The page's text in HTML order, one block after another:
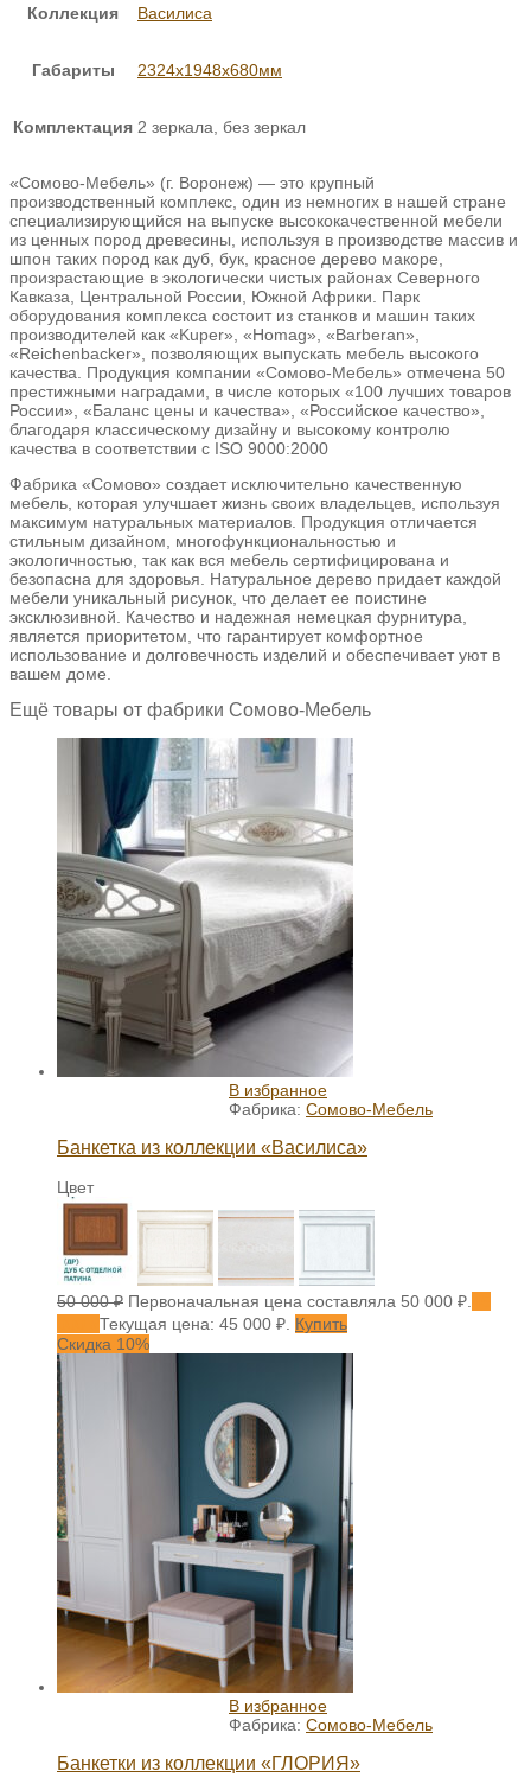
Коллекция Василиса
Габариты 2324х1948х680мм
Комплектация 2 зеркала, без зеркал
«Сомово-Мебель» (г. Воронеж) — это крупный
производственный комплекс, один из немногих в нашей стране
специализирующийся на выпуске высококачественной мебели
из ценных пород древесины, используя в производстве массив и
шпон таких пород как дуб, бук, красное дерево макоре,
произрастающие в экологически чистых районах Северного
Кавказа, Центральной России, Южной Африки. Парк
оборудования комплекса состоит из станков и машин таких
производителей как «Kuper», «Homag», «Barberan»,
«Reichenbacker», позволяющих выпускать мебель высокого
качества. Продукция компании «Сомово-Мебель» отмечена 50
престижными наградами, в числе которых «100 лучших товаров
России», «Баланс цены и качества», «Российское качество»,
благодаря классическому дизайну и высокому контролю
качества в соответствии с ISO 9000:2000
Фабрика «Сомово» создает исключительно качественную
мебель, которая улучшает жизнь своих владельцев, используя
максимум натуральных материалов. Продукция отличается
стильным дизайном, многофункциональностью и
экологичностью, так как вся мебель сертифицирована и
безопасна для здоровья. Натуральное дерево придает каждой
мебели уникальный рисунок, что делает ее поистине
эксклюзивной. Качество и надежная немецкая фурнитура,
является приоритетом, что гарантирует комфортное
использование и долговечность изделий и обеспечивает уют в
вашем доме.
Ещё товары от фабрики Сомово-Мебель
В избранное
Фабрика: Сомово-Мебель
Банкетка из коллекции «Василиса»
Цвет
50 000₽ Первоначальная цена составляла 50 000 ₽.
Текущая цена: 45 000 ₽. Купить
Скидка 10%
В избранное
Фабрика: Сомово-Мебель
Банкетки из коллекции «ГЛОРИЯ»